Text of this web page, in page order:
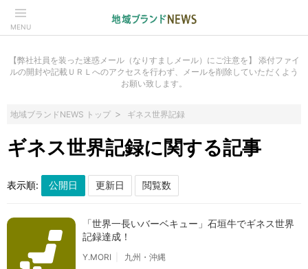
MENU
【弊社社員を装った迷惑メール（なりすましメール）にご注意を】 添付ファイ
ルの開封や記載ＵＲＬへのアクセスを行わず、メールを削除していただくよう
お願い致します。
地域ブランドNEWS トップ ギネス世界記録
ギネス世界記録に関する記事
表示順:
「世界一長いバーベキュー」石垣牛でギネス世界
記録達成！
Y.MORI
九州・沖縄